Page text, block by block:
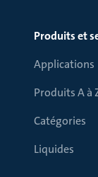
Produits et
Applications
Produits A à
Catégories
Liquides